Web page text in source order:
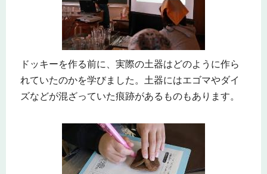
ドッキーを作る前に、実際の土器はどのように作ら
れていたのかを学びました。土器にはエゴマやダイ
ズなどが混ざっていた痕跡があるものもあります。